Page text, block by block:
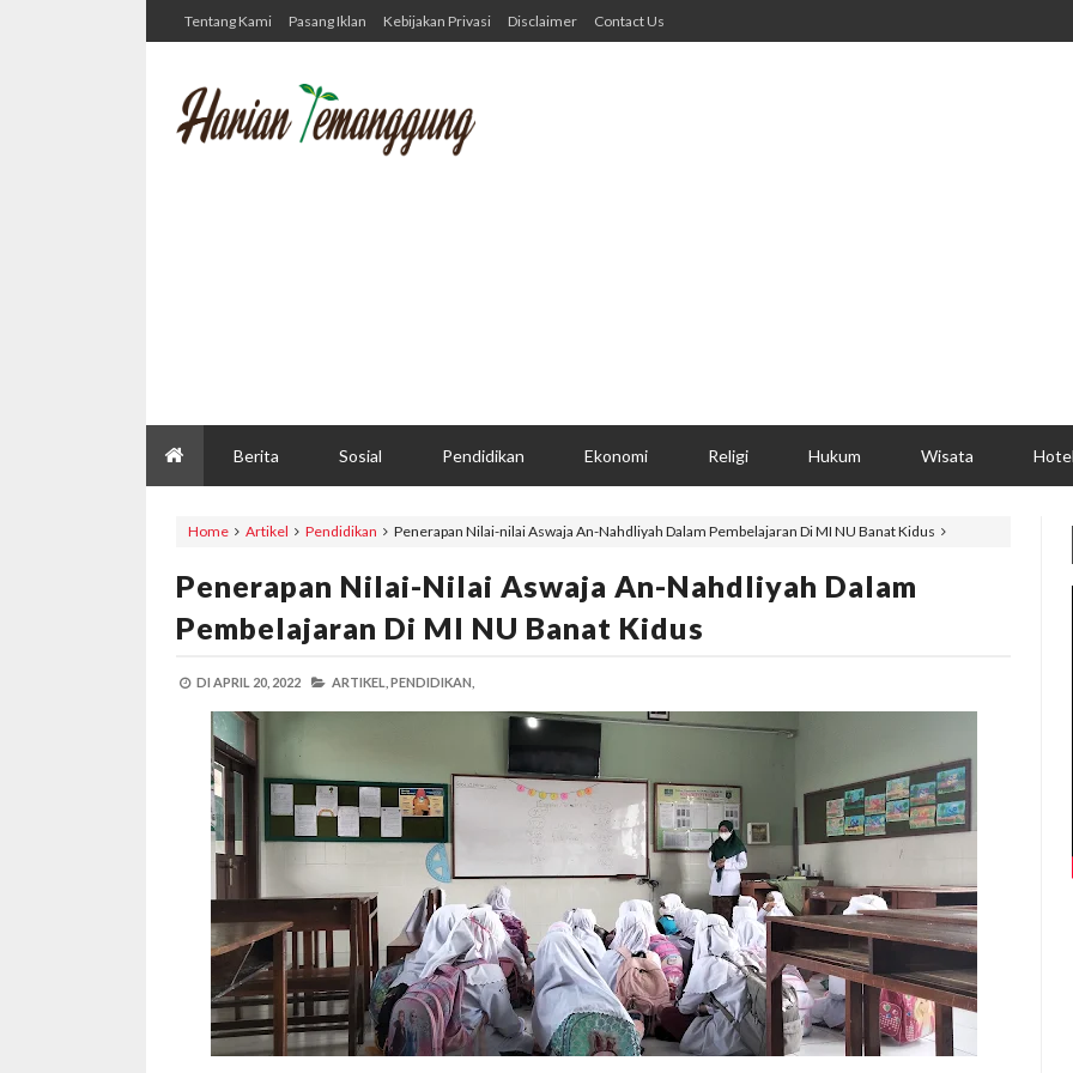
Tentang Kami Pasang Iklan Kebijakan Privasi Disclaimer Contact Us
Berita Sosial Pendidikan Ekonomi Religi Hukum Wisata Hotel
Home Artikel Pendidikan Penerapan Nilai-nilai Aswaja An-Nahdliyah Dalam Pembelajaran Di MI NU Banat Kidus
Penerapan Nilai-Nilai Aswaja An-Nahdliyah Dalam
Pembelajaran Di MI NU Banat Kidus
DI APRIL 20, 2022 ARTIKEL, PENDIDIKAN,